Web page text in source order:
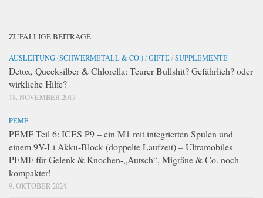
ZUFÄLLIGE BEITRÄGE
AUSLEITUNG (SCHWERMETALL & CO.)/GIFTE/SUPPLEMENTE
Detox, Quecksilber & Chlorella: Teurer Bullshit? Gefährlich? oder
wirkliche Hilfe?
18. NOVEMBER 2017
PEMF
PEMF Teil 6: ICES P9 – ein M1 mit integrierten Spulen und
einem 9V-Li Akku-Block (doppelte Laufzeit) – Ultramobiles
PEMF für Gelenk & Knochen-„Autsch“, Migräne & Co. noch
kompakter!
9. OKTOBER 2024